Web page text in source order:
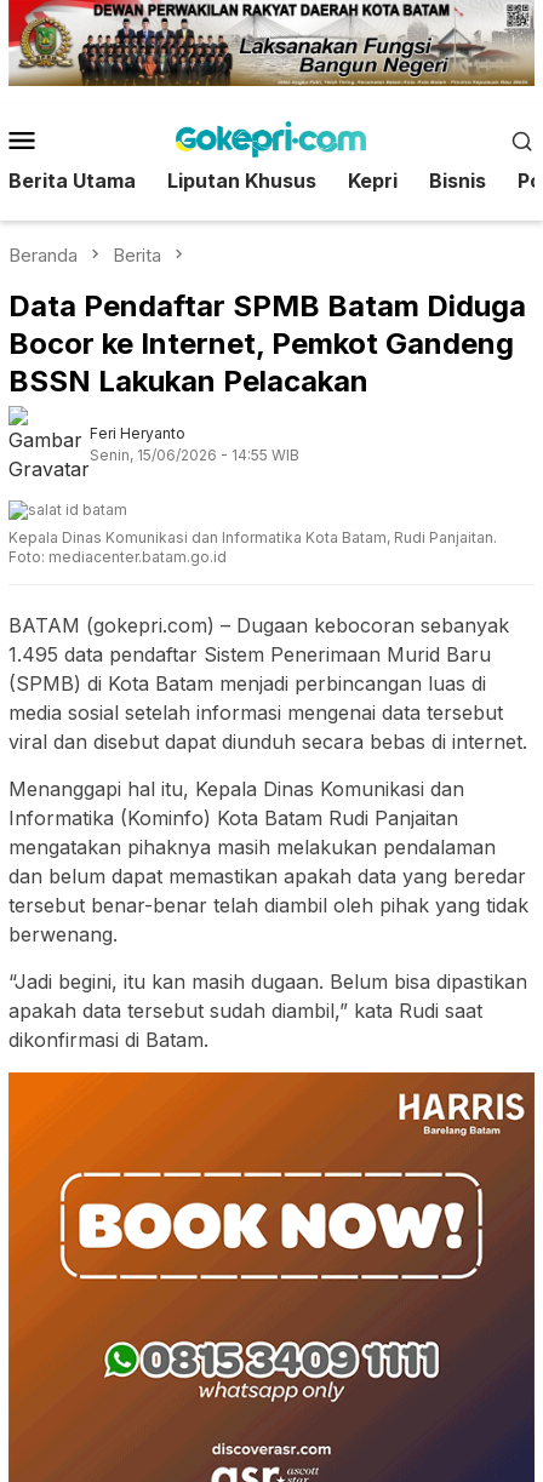
Loncat
ke
konten
Mobile
Berita Utama Liputan Khusus Kepri Bisnis
Beranda Berita
Data Pendaftar SPMB Batam Diduga
Bocor ke Internet, Pemkot Gandeng
BSSN Lakukan Pelacakan
Feri Heryanto
Senin, 15/06/2026 - 14:55 WIB
Kepala Dinas Komunikasi dan Informatika Kota Batam, Rudi Panjaitan.
Foto: mediacenter.batam.go.id
BATAM (gokepri.com) – Dugaan kebocoran sebanyak
1.495 data pendaftar Sistem Penerimaan Murid Baru
(SPMB) di Kota Batam menjadi perbincangan luas di
media sosial setelah informasi mengenai data tersebut
viral dan disebut dapat diunduh secara bebas di internet.
Menanggapi hal itu, Kepala Dinas Komunikasi dan
Informatika (Kominfo) Kota Batam Rudi Panjaitan
mengatakan pihaknya masih melakukan pendalaman
dan belum dapat memastikan apakah data yang beredar
tersebut benar-benar telah diambil oleh pihak yang tidak
berwenang.
“Jadi begini, itu kan masih dugaan. Belum bisa dipastikan
apakah data tersebut sudah diambil,” kata Rudi saat
dikonfirmasi di Batam.